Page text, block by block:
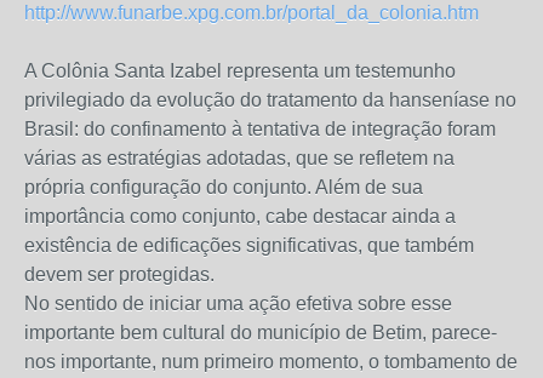
http://www.funarbe.xpg.com.br/portal_da_colonia.htm
A Colônia Santa Izabel representa um testemunho
privilegiado da evolução do tratamento da hanseníase no
Brasil: do confinamento à tentativa de integração foram
várias as estratégias adotadas, que se refletem na
própria configuração do conjunto. Além de sua
importância como conjunto, cabe destacar ainda a
existência de edificações significativas, que também
devem ser protegidas.
No sentido de iniciar uma ação efetiva sobre esse
importante bem cultural do município de Betim, parece-
nos importante, num primeiro momento, o tombamento de